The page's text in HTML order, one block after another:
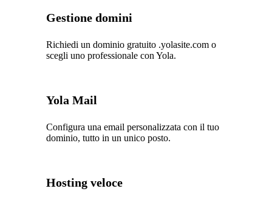
Gestione domini
Richiedi un dominio gratuito .yolasite.com o
scegli uno professionale con Yola.
Yola Mail
Configura una email personalizzata con il tuo
dominio, tutto in un unico posto.
Hosting veloce